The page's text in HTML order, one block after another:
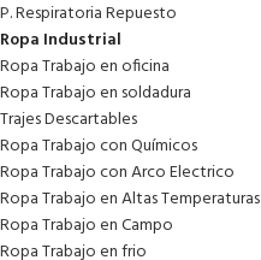
P. Respiratoria Repuesto
Ropa Industrial
Ropa Trabajo en oficina
Ropa Trabajo en soldadura
Trajes Descartables
Ropa Trabajo con Químicos
Ropa Trabajo con Arco Electrico
Ropa Trabajo en Altas Temperaturas
Ropa Trabajo en Campo
Ropa Trabajo en frio